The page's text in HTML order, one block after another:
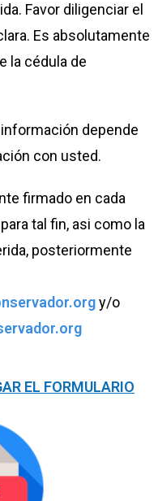
Favor diligenciar el
Es absolutamente
la cédula de
depende
con usted.
firmado en cada
tal fin, asi como la
posteriormente
y/o
EL FORMULARIO